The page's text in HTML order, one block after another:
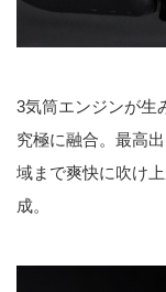
3気筒エンジンが生
究極に融合。最高
域まで爽快に吹け
成。